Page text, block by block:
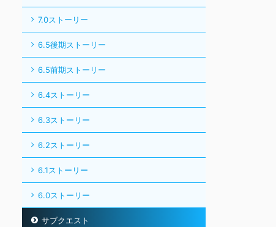
7.0ストーリー
6.5後期ストーリー
6.5前期ストーリー
6.4ストーリー
6.3ストーリー
6.2ストーリー
6.1ストーリー
6.0ストーリー
サブクエスト